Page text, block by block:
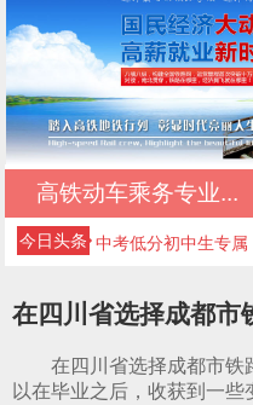
高铁动车乘务专业...
今日头条
初中生择校必看：
初中三年落幕，新
不想读普高、不想
中考低分初中生专
急救援管理专业
成都好的公办技校
在四川省选择成都市
在四川省选择成都市铁
以在毕业之后，收获到一些